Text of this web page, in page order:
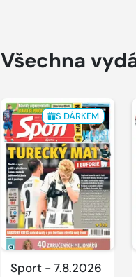
Všechna
S DÁRKEM
Sport - 7.8.2026